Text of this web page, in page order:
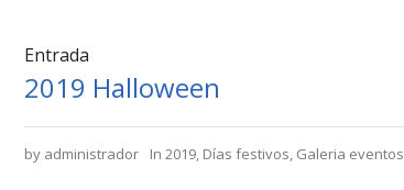
Entrada
2019 Halloween
by administrador In2019, Días festivos, Galeria eventos